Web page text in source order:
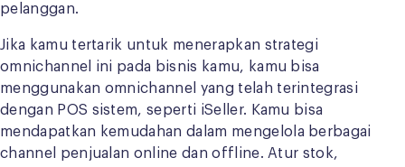
pelanggan.
Jika kamu tertarik untuk menerapkan strategi
omnichannel ini pada bisnis kamu, kamu bisa
menggunakan omnichannel yang telah terintegrasi
dengan POS sistem, seperti iSeller. Kamu bisa
mendapatkan kemudahan dalam mengelola berbagai
channel penjualan online dan offline. Atur stok,